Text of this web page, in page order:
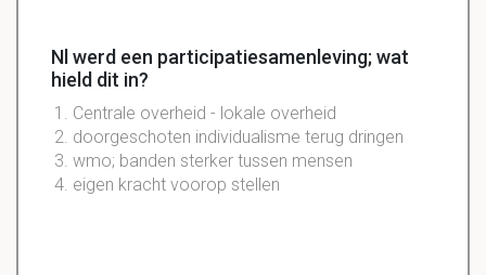
Nl werd een participatiesamenleving; wat
hield dit in?
Centrale overheid - lokale overheid
doorgeschoten individualisme terug dringen
wmo; banden sterker tussen mensen
eigen kracht voorop stellen